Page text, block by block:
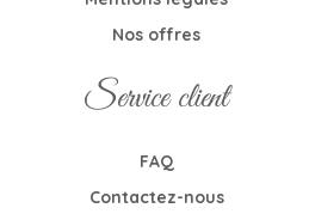
Nos offres
Service client
FAQ
Contactez-nous